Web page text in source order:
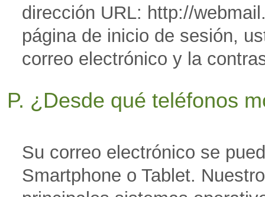
dirección URL: http://
página de inicio de sesión,
correo electrónico y la
P. ¿Desde qué teléfonos
Su correo electrónico se
Smartphone o Tablet.